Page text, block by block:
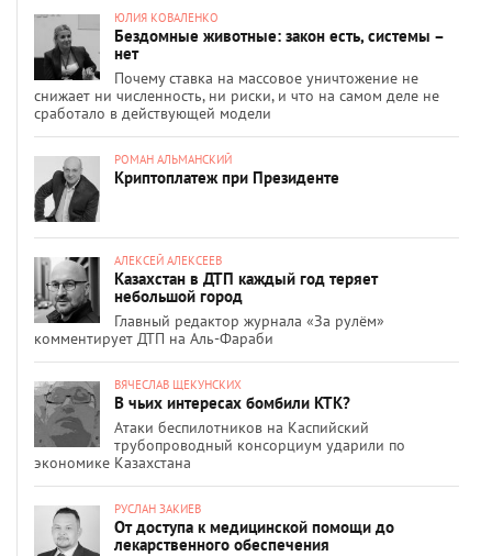
ЮЛИЯ КОВАЛЕНКО
Бездомные животные: закон есть, системы –
нет
Почему ставка на массовое уничтожение не
снижает ни численность, ни риски, и что на самом деле не
сработало в действующей модели
РОМАН АЛЬМАНСКИЙ
Криптоплатеж при Президенте
АЛЕКСЕЙ АЛЕКСЕЕВ
Казахстан в ДТП каждый год теряет
небольшой город
Главный редактор журнала «За рулём»
комментирует ДТП на Аль-Фараби
ВЯЧЕСЛАВ ЩЕКУНСКИХ
В чьих интересах бомбили КТК?
Атаки беспилотников на Каспийский
трубопроводный консорциум ударили по
экономике Казахстана
РУСЛАН ЗАКИЕВ
От доступа к медицинской помощи до
лекарственного обеспечения